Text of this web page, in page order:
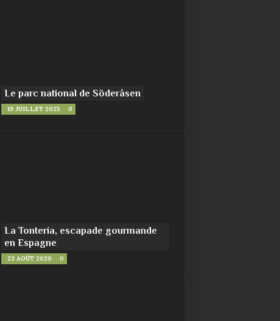
Le parc national de Söderåsen
19 JUILLET 2025 0
La Tontería, escapade gourmande
en Espagne
23 AOÛT 2020 0